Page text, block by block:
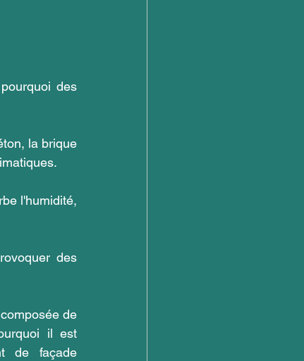
des
la brique
l'humidité,
des
de
il est
de façade